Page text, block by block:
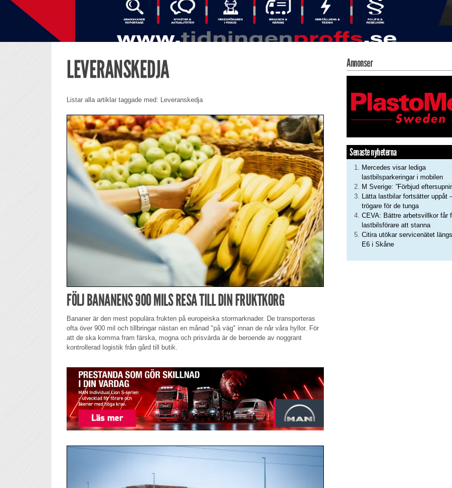
LEVERANSKEDJA
Listar alla artiklar taggade med: Leveranskedja
FÖLJ BANANENS 900 MILS RESA TILL DIN FRUKTKORG
Bananer är den mest populära frukten på europeiska stormarknader. De transporteras
ofta över 900 mil och tillbringar nästan en månad "på väg" innan de når våra hyllor. För
att de ska komma fram färska, mogna och prisvärda är de beroende av noggrant
kontrollerad logistik från gård till butik.
Annonser
Senaste nyheterna
Mercedes visar lediga
lastbilsparkeringar i mobilen
M Sverige: ”Förbjud
Lätta lastbilar fortsätter uppåt
trögare för de tunga
CEVA: Bättre arbetsvillkor får
lastbilsförare att stanna
Citira utökar servicenätet längs
E6 i Skåne